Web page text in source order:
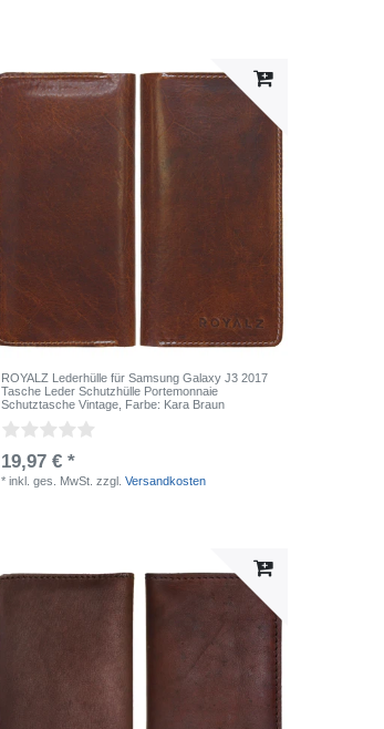
ROYALZ Lederhülle für Samsung Galaxy J3 2017
Tasche Leder Schutzhülle Portemonnaie
Schutztasche Vintage , Farbe: Kara Braun
19,97 € *
*inkl. ges. MwSt. zzgl.Versandkosten